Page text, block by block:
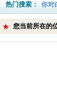
热门搜索： 你对
您当前所在的